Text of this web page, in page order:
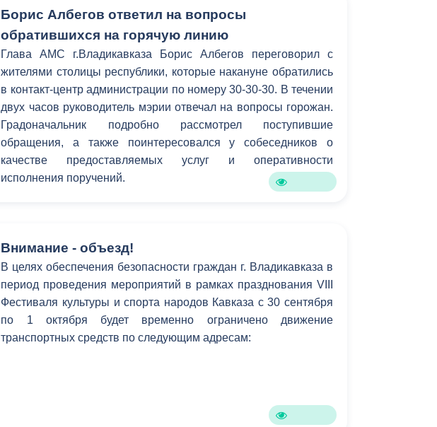
делам Северного Кавказа Михаил Развожаев, Глава
Республики Северная Осетия - Алания Вячеслав Битаров,
Глава Республики Ингушетия Юнус-Бек Евкуров, руководство
правительств субъектов Северо-Кавказского федерального
округа.
Борис Албегов ответил на вопросы
обратившихся на горячую линию
Глава АМС г.Владикавказа Борис Албегов переговорил с
жителями столицы республики, которые накануне обратились
в контакт-центр администрации по номеру 30-30-30. В течении
двух часов руководитель мэрии отвечал на вопросы горожан.
Градоначальник подробно рассмотрел поступившие
обращения, а также поинтересовался у собеседников о
качестве предоставляемых услуг и оперативности
исполнения поручений.
Внимание - объезд!
В целях обеспечения безопасности граждан г. Владикавказа в
период проведения мероприятий в рамках празднования VIII
Фестиваля культуры и спорта народов Кавказа с 30 сентября
по 1 октября будет временно ограничено движение
транспортных средств по следующим адресам: